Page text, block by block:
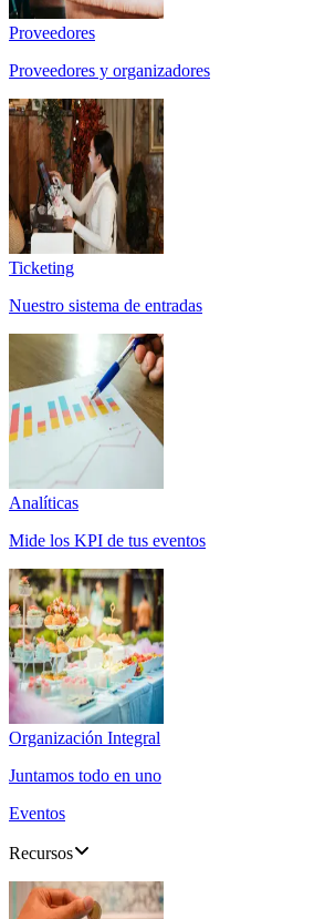
Proveedores
Proveedores y organizadores
Ticketing
Nuestro sistema de entradas
Analíticas
Mide los KPI de tus eventos
Organización Integral
Juntamos todo en uno
Eventos
Recursos